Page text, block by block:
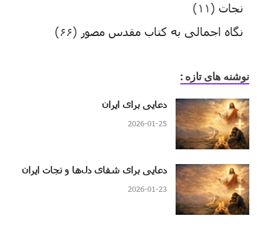
نجات (۱۱)
نگاه اجمالی به کتاب مقدس مصور (۶۶)
نوشنه های تازه :
دعایی برای ایران
2026-01-25
دعایی برای شفای دل‌ها و نجات ایران
2026-01-23